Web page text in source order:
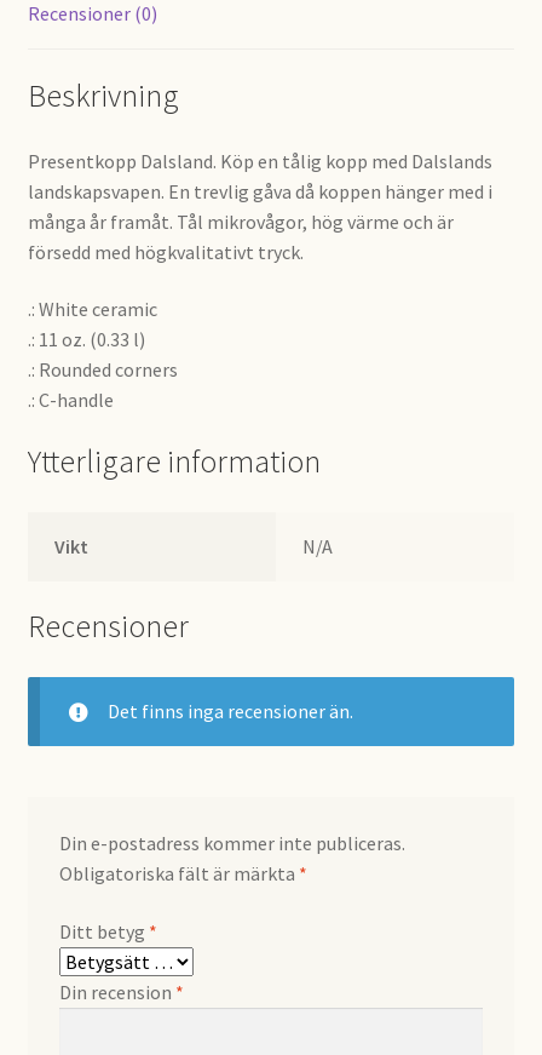
Recensioner (0)
Beskrivning
Presentkopp Dalsland. Köp en tålig kopp med Dalslands
landskapsvapen. En trevlig gåva då koppen hänger med i
många år framåt. Tål mikrovågor, hög värme och är
försedd med högkvalitativt tryck.
.: White ceramic
.: 11 oz. (0.33 l)
.: Rounded corners
.: C-handle
Ytterligare information
Vikt N/A
Recensioner
Det finns inga recensioner än.
Din e-postadress kommer inte publiceras.
Obligatoriska fält är märkta *
Ditt betyg *
Din recension *